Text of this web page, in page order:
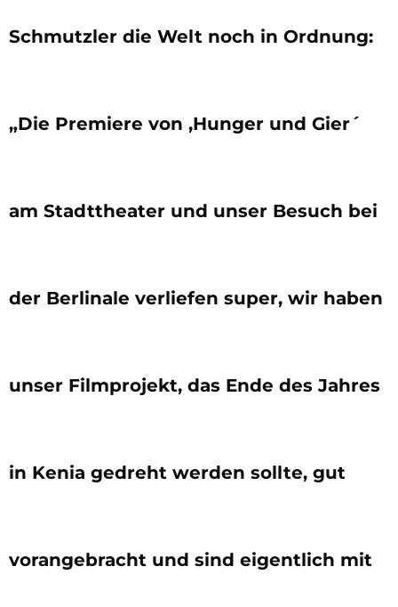
Schmutzler die Welt noch in Ordnung:
„Die Premiere von ,Hunger und Gier´
am Stadttheater und unser Besuch bei
der Berlinale verliefen super, wir haben
unser Filmprojekt, das Ende des Jahres
in Kenia gedreht werden sollte, gut
vorangebracht und sind eigentlich mit